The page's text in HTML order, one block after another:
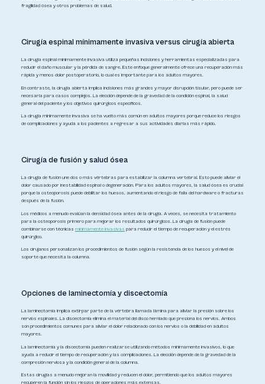
fragilidad ósea y otros problemas de salud.
Cirugía espinal mínimamente invasiva versus cirugía abierta
La cirugía espinal mínimamente invasiva utiliza pequeñas incisiones y herramientas especializadas para
reducir el daño muscular y la pérdida de sangre. Este enfoque generalmente ofrece una recuperación más
rápida y menos dolor postoperatorio, lo cual es importante para los adultos mayores.
En contraste, la cirugía abierta implica incisiones más grandes y mayor disrupción tisular, pero puede ser
necesaria para casos complejos. La elección depende de la gravedad de la condición espinal, la salud
general del paciente y los objetivos quirúrgicos específicos.
La cirugía mínimamente invasiva se ha vuelto más común en adultos mayores porque reduce los riesgos
de complicaciones y ayuda a los pacientes a regresar a sus actividades diarias más rápido.
Cirugía de fusión y salud ósea
La cirugía de fusión une dos o más vértebras para estabilizar la columna vertebral. Esto puede aliviar el
dolor causado por inestabilidad espinal o degeneración. Para los adultos mayores, la salud ósea es crucial
porque la osteoporosis puede debilitar los huesos, aumentando el riesgo de falla del hardware o fracturas
después de la fusión.
Los médicos a menudo evalúan la densidad ósea antes de la cirugía. A veces, se necesita tratamiento
para la osteoporosis primero para mejorar los resultados quirúrgicos. La cirugía de fusión puede
combinarse con técnicas mínimamente invasivas para reducir el tiempo de recuperación y el estrés
quirúrgico.
Los cirujanos personalizan los procedimientos de fusión según la resistencia de los huesos y el nivel de
soporte que necesita la columna.
Opciones de laminectomía y discectomía
La laminectomía implica extirpar parte de la vértebra llamada lámina para aliviar la presión sobre los
nervios espinales. La discectomía elimina el material del disco herniado que presiona los nervios. Ambos
son procedimientos comunes para aliviar el dolor relacionado con los nervios o la debilidad en adultos
mayores.
La laminectomía y la discectomía pueden realizarse utilizando métodos mínimamente invasivos, lo que
ayuda a reducir el tiempo de recuperación y las complicaciones. La elección depende de la gravedad de la
compresión nerviosa y la condición general de la columna.
Estas cirugías a menudo mejoran la movilidad y reducen el dolor, permitiendo que los adultos mayores
recuperen la función sin los riesgos de operaciones más extensas.